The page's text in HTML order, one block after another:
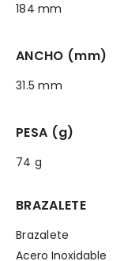
184 mm
ANCHO (mm)
31.5 mm
PESA (g)
74 g
BRAZALETE
Brazalete
Acero Inoxidable